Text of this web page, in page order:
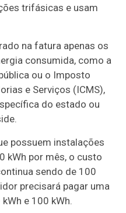
trifásicas e usam
na fatura apenas os
consumida, como a
ou o Imposto
e Serviços (ICMS),
do estado ou
possuem instalações
kWh por mês, o custo
sendo de 100
precisará pagar uma
e 100 kWh.